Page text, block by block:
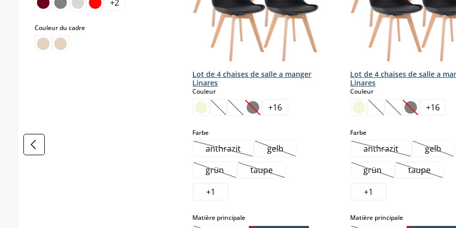
+2
Couleur du cadreselect
Lot de 4 chaises de salle a manger
Linares
Couleurselect
(Cette option n'est pas disponible pour le moment.)
(Cette option n'est pas disponible pour le moment.)
(Cette option n'est pas disponible pour le moment.)
+16
Farbeselect
anthrazit(Cette option n'est pas disponible pour le moment.)
gelb(Cette option n'est pas disponible pour le moment.)
grün(Cette option n'est pas disponible pour le moment.)
taupe(Cette option n'est pas disponible pour le moment.)
+1
Matière principaleselect
Lot de 4 chaises de salle a
Linares
Couleurselect
(Cette option n'est
(Cette option
(Cette option
+16
Farbeselect
anthrazit(Cette option n'est
gelb(Cette
grün(Cette option n'est pas
taupe
(Cette
+1
Matière principaleselect